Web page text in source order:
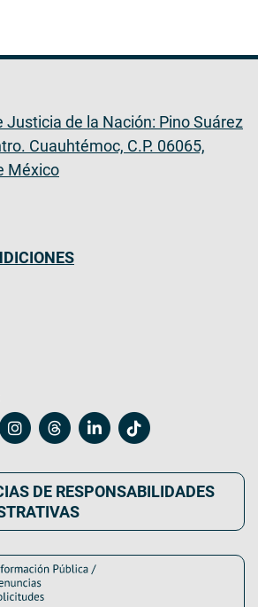
Justicia de la Nación: Pino Suárez
Cuauhtémoc, C.P. 06065,
México
DE RESPONSABILIDADES